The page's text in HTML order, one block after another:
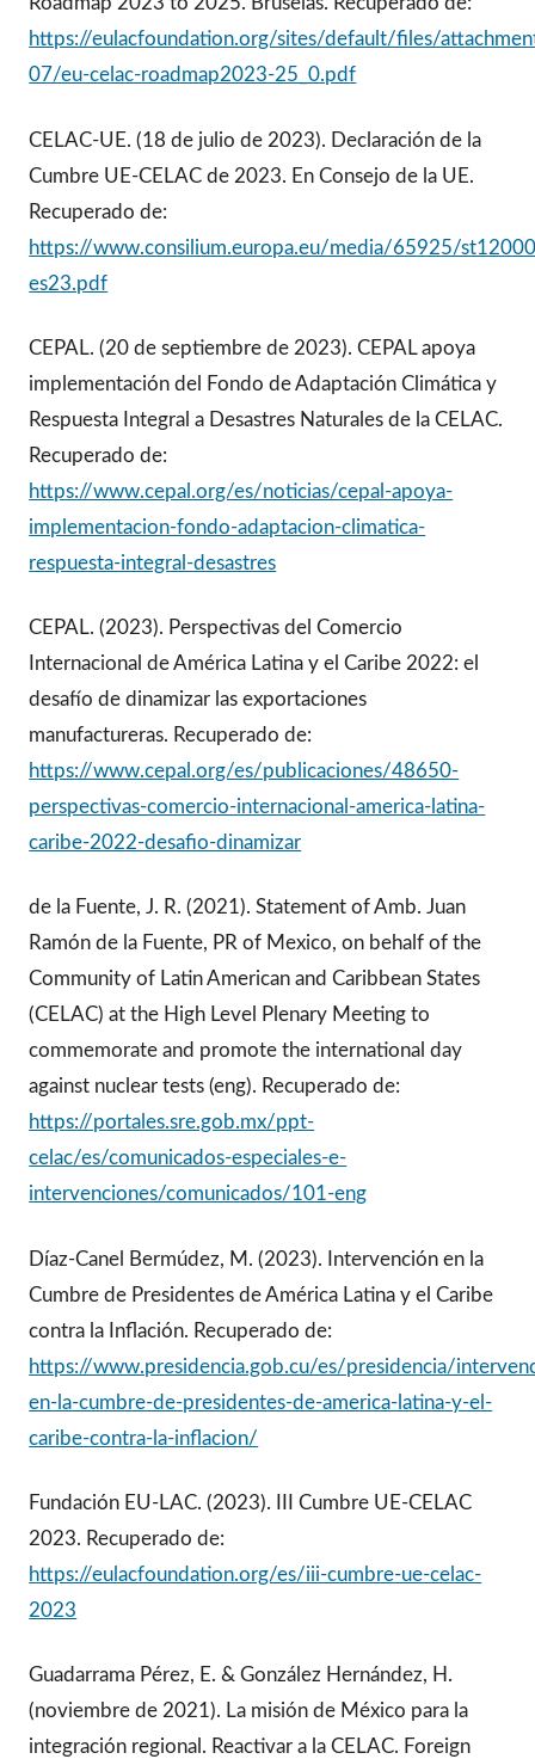
https://eulacfoundation.org/sites/default/files/
07/eu-celac-roadmap2023-25_0.pdf
CELAC-UE. (18 de julio de 2023). Declaración de la
Cumbre UE-CELAC de 2023. En Consejo de la UE.
Recuperado de:
https://www.consilium.europa.eu/media/65925/
es23.pdf
CEPAL. (20 de septiembre de 2023). CEPAL apoya
implementación del Fondo de Adaptación Climática y
Respuesta Integral a Desastres Naturales de la CELAC.
Recuperado de:
https://www.cepal.org/es/noticias/cepal-apoya-
implementacion-fondo-adaptacion-climatica-
respuesta-integral-desastres
CEPAL. (2023). Perspectivas del Comercio
Internacional de América Latina y el Caribe 2022: el
desafío de dinamizar las exportaciones
manufactureras. Recuperado de:
https://www.cepal.org/es/publicaciones/48650-
perspectivas-comercio-internacional-america-latina-
caribe-2022-desafio-dinamizar
de la Fuente, J. R. (2021). Statement of Amb. Juan
Ramón de la Fuente, PR of Mexico, on behalf of the
Community of Latin American and Caribbean States
(CELAC) at the High Level Plenary Meeting to
commemorate and promote the international day
against nuclear tests (eng). Recuperado de:
https://portales.sre.gob.mx/ppt-
celac/es/comunicados-especiales-e-
intervenciones/comunicados/101-eng
Díaz-Canel Bermúdez, M. (2023). Intervención en la
Cumbre de Presidentes de América Latina y el Caribe
contra la Inflación. Recuperado de:
https://www.presidencia.gob.cu/es/presidencia/
en-la-cumbre-de-presidentes-de-america-latina-y-el-
caribe-contra-la-inflacion/
Fundación EU-LAC. (2023). III Cumbre UE-CELAC
2023. Recuperado de:
https://eulacfoundation.org/es/iii-cumbre-ue-celac-
2023
Guadarrama Pérez, E. & González Hernández, H.
(noviembre de 2021). La misión de México para la
integración regional. Reactivar a la CELAC. Foreign